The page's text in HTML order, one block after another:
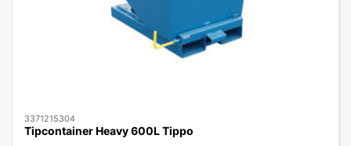
3371215304
Tipcontainer Heavy 600L Tippo